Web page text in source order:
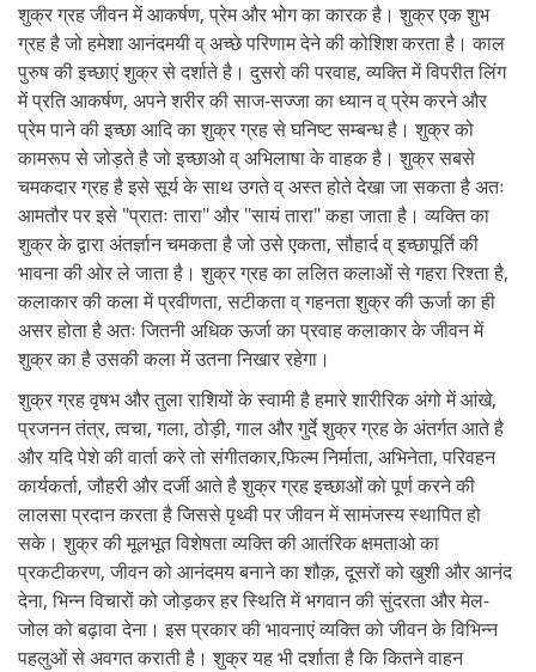
शुक्र ग्रह जीवन में आकर्षण, प्रेम और भोग का कारक है। शुक्र एक शुभ
ग्रह है जो हमेशा आनंदमयी व् अच्छे परिणाम देने की कोशिश करता है। काल
पुरुष की इच्छाएं शुक्र से दर्शाते है। दुसरो की परवाह, व्यक्ति में विपरीत लिंग
में प्रति आकर्षण, अपने शरीर की साज-सज्जा का ध्यान व् प्रेम करने और
प्रेम पाने की इच्छा आदि का शुक्र ग्रह से घनिष्ट सम्बन्ध है। शुक्र को
कामरूप से जोड़ते है जो इच्छाओ व् अभिलाषा के वाहक है। शुक्र सबसे
चमकदार ग्रह है इसे सूर्य के साथ उगते व् अस्त होते देखा जा सकता है अतः
आमतौर पर इसे "प्रातः तारा" और "सायं तारा" कहा जाता है। व्यक्ति का
शुक्र के द्वारा अंतर्ज्ञान चमकता है जो उसे एकता, सौहार्द व् इच्छापूर्ति की
भावना की ओर ले जाता है। शुक्र ग्रह का ललित कलाओं से गहरा रिश्ता है,
कलाकार की कला में प्रवीणता, सटीकता व् गहनता शुक्र की ऊर्जा का ही
असर होता है अतः जितनी अधिक ऊर्जा का प्रवाह कलाकार के जीवन में
शुक्र का है उसकी कला में उतना निखार रहेगा।
शुक्र ग्रह वृषभ और तुला राशियों के स्वामी है हमारे शारीरिक अंगो में आंखे,
प्रजनन तंत्र, त्वचा, गला, ठोड़ी, गाल और गुर्दे शुक्र ग्रह के अंतर्गत आते है
और यदि पेशे की वार्ता करे तो संगीतकार,फिल्म निर्माता, अभिनेता, परिवहन
कार्यकर्ता, जौहरी और दर्जी आते है शुक्र ग्रह इच्छाओं को पूर्ण करने की
लालसा प्रदान करता है जिससे पृथ्वी पर जीवन में सामंजस्य स्थापित हो
सके। शुक्र की मूलभूत विशेषता व्यक्ति की आतंरिक क्षमताओ का
प्रकटीकरण, जीवन को आनंदमय बनाने का शौक़, दूसरों को खुशी और आनंद
देना, भिन्न विचारों को जोड़कर हर स्थिति में भगवान की सुंदरता और मेल-
जोल को बढ़ावा देना। इस प्रकार की भावनाएं व्यक्ति को जीवन के विभिन्न
पहलुओं से अवगत कराती है। शुक्र यह भी दर्शाता है कि कितने वाहन